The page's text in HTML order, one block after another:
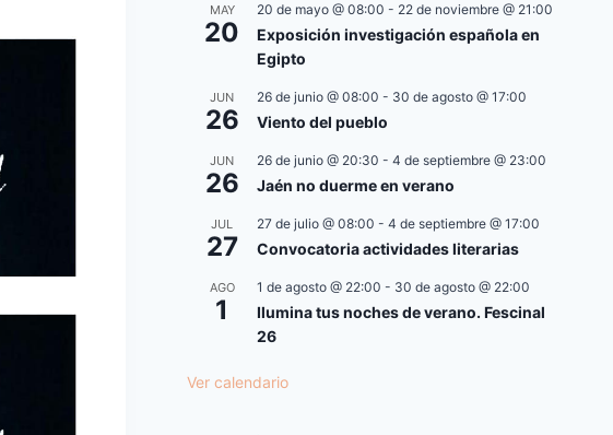
MAY
20
20 de mayo @ 08:00 - 22 de noviembre @ 21:00
Exposición investigación española en
Egipto
JUN
26
26 de junio @ 08:00 - 30 de agosto @ 17:00
Viento del pueblo
JUN
26
26 de junio @ 20:30 -4 de septiembre @ 23:00
Jaén no duerme en verano
JUL
27
27 de julio @ 08:00 -4 de septiembre @ 17:00
Convocatoria actividades literarias
AGO
1
1 de agosto @ 22:00 - 30 de agosto @ 22:00
Ilumina tus noches de verano. Fescinal
26
Ver calendario